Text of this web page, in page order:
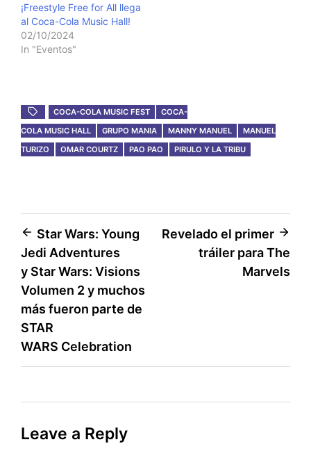
¡Freestyle Free for All llega
al Coca-Cola Music Hall!
02/10/2024
In "Eventos"
COCA-COLA MUSIC FEST
COCA-
COLA MUSIC HALL
GRUPO MANIA MANNY MANUEL
MANUEL
TURIZO
OMAR COURTZ PAO PAO PIRULO Y LA TRIBU
Post
navigation
Star Wars: Young
Jedi Adventures
y Star Wars: Visions
Volumen 2 y muchos
más fueron parte de
STAR
WARS Celebration
Revelado el primer
tráiler para The
Marvels
Leave a Reply